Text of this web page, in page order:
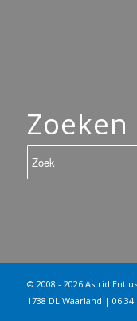
Zoeken
© 2008 - 2026 Astrid
1738 DL Waarland | 06 34